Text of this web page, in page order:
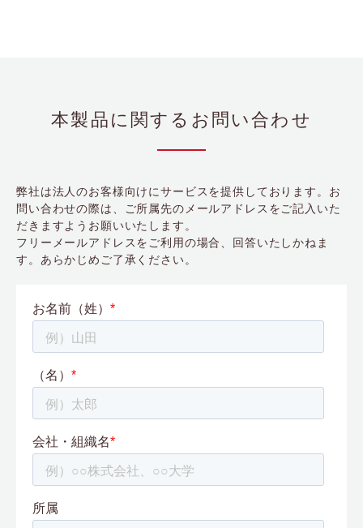
本製品に関するお問い合わせ
弊社は法人のお客様向けにサービスを提供しております。お
問い合わせの際は、ご所属先のメールアドレスをご記入いた
だきますようお願いいたします。
フリーメールアドレスをご利用の場合、回答いたしかねま
す。あらかじめご了承ください。